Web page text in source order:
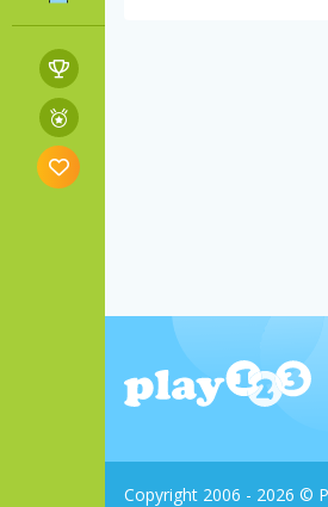
Copyright 2006 - 2026 ©